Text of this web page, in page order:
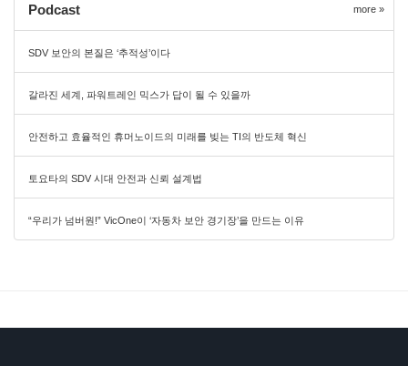
Podcast more »
SDV 보안의 본질은 ‘추적성’이다
갈라진 세계, 파워트레인 믹스가 답이 될 수 있을까
안전하고 효율적인 휴머노이드의 미래를 빚는 TI의 반도체 혁신
토요타의 SDV 시대 안전과 신뢰 설계법
“우리가 넘버원!” VicOne이 ‘자동차 보안 경기장’을 만드는 이유